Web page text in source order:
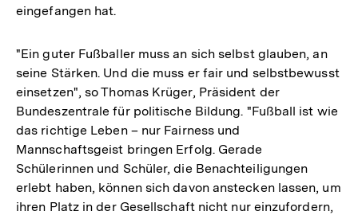
eingefangen hat.
"Ein guter Fußballer muss an sich selbst glauben, an
seine Stärken. Und die muss er fair und selbstbewusst
einsetzen", so Thomas Krüger, Präsident der
Bundeszentrale für politische Bildung. "Fußball ist wie
das richtige Leben – nur Fairness und
Mannschaftsgeist bringen Erfolg. Gerade
Schülerinnen und Schüler, die Benachteiligungen
erlebt haben, können sich davon anstecken lassen, um
ihren Platz in der Gesellschaft nicht nur einzufordern,